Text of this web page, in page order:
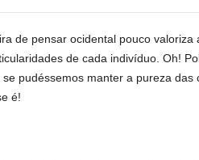
de pensar ocidental pouco
de cada indivíduo. Oh!
pudéssemos manter a pureza das
é!